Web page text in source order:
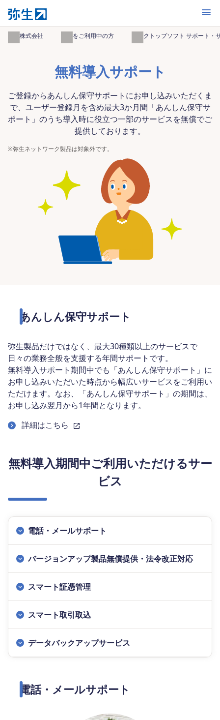
開く
弥生株式会社 製品をご利用中の方 デスクトップソフト サポート・
無料導入サポート
ご登録からあんしん保守サポートにお申し込みいただくま
で、ユーザー登録月を含め最大3か月間「あんしん保守サ
ポート」のうち導入時に役立つ一部のサービスを無償でご
提供しております。
※弥生ネットワーク製品は対象外です。
あんしん保守サポート
弥生製品だけではなく、最大30種類以上のサービスで
日々の業務全般を支援する年間サポートです。
無料導入サポート期間中でも「あんしん保守サポート」に
お申し込みいただいた時点から幅広いサービスをご利用い
ただけます。なお、「あんしん保守サポート」の期間は、
お申し込み翌月から1年間となります。
詳細はこちら
無料導入期間中ご利用いただけるサー
ビス
電話・メールサポート
バージョンアップ製品無償提供・法令改正対応
スマート証憑管理
スマート取引取込
データバックアップサービス
電話・メールサポート